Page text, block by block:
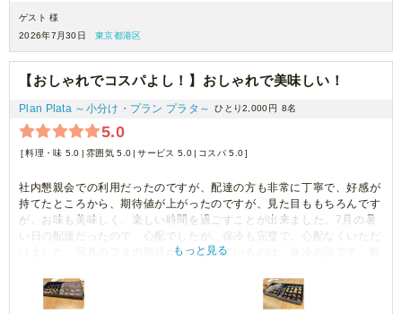
ゲスト 様
2026年7月30日
東京都港区
【おしゃれでコスパよし！】おしゃれで美味しい！
Plan Plata ～小分け・プラン プラタ～ ひとり2,000円 8名
5.0
料理・味 5.0 雰囲気 5.0 サービス 5.0 コスパ 5.0
社内懇親会での利用だったのですが、配達の方も非常に丁寧で、好感が
持てたところから、期待値が上がったのですが、見た目ももちろんです
が、お味も美味しく、楽しい時間を過ごすことが出来ました。7月の暑
い日の配達だったので、心配でしたが、保冷も完璧で、心配なくいただ
けました。写真のフタの部分が白くなっているのは、保冷の証です。飲
よかったと思います。リピ確定です。
もっと見る